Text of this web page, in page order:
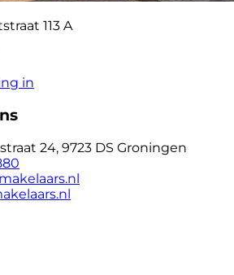
113 A
in
24, 9723 DS Groningen